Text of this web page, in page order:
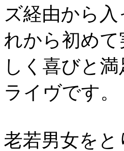
ズ経由から
れから初め
しく喜びと
ライヴです。
老若男女を